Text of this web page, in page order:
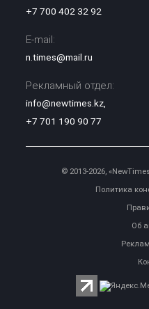
+7 700 402 32 92
E-mail:
n.times@mail.ru
Рекламный отдел:
info@newtimes.kz,
+7 701 190 90 77
© 2013-2026,
Политика
Об